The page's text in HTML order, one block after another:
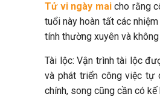
Tử vi ngày mai cho rằng
tuổi này hoàn tất các
tính thường xuyên và
Tài lộc: Vận trình tài lộc
và phát triển công việc tự
chính, song cũng cần có